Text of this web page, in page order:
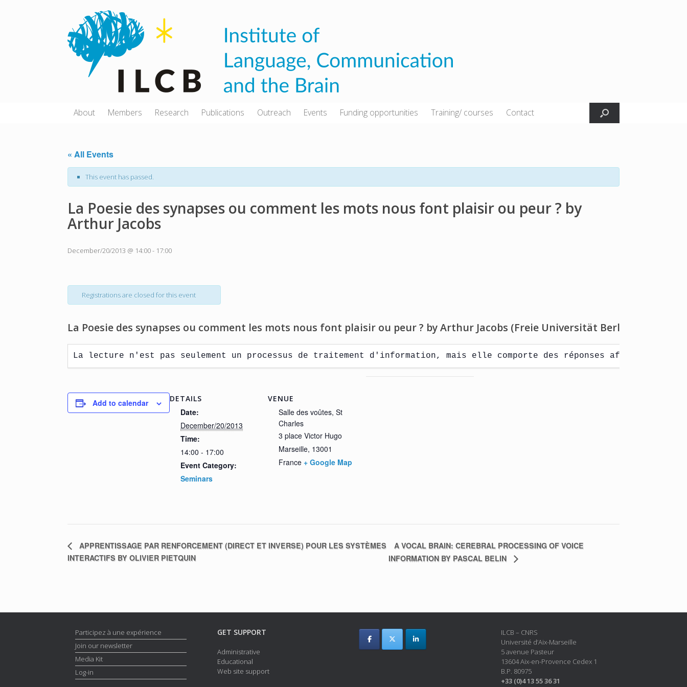
About Members Research Publications Outreach Events Funding opportunities Training/ courses Contact
« All Events
This event has passed.
La Poesie des synapses ou comment les mots nous font plaisir ou peur ? by
Arthur Jacobs
December/20/2013 @ 14:00- 17:00
Registrations are closed for this event
La Poesie des synapses ou comment les mots nous font plaisir ou peur ? by Arthur Jacobs (Freie Universität Berlin, Dahlem
La lecture n'est pas seulement un processus de traitement d'information, mais elle comporte des réponses affectives
Add to calendar DETAILS
Date:
December/20/2013
Time:
14:00 - 17:00
Event Category:
Seminars
VENUE
Salle des voûtes, St
Charles
3 place Victor Hugo
Marseille, 13001
France + Google Map
APPRENTISSAGE PAR RENFORCEMENT (DIRECT ET INVERSE) POUR LES SYSTÈMES
INTERACTIFS BY OLIVIER PIETQUIN
A VOCAL BRAIN: CEREBRAL PROCESSING OF VOICE
INFORMATION BY PASCAL BELIN
Participez à une expérience
Join our newsletter
Media Kit
Log-in
GET SUPPORT
Administrative
Educational
Web site support
ILCB – CNRS
Université d’Aix-Marseille
5 avenue Pasteur
13604 Aix-en-Provence Cedex 1
B.P. 80975
+33 (0)4 13 55 36 31